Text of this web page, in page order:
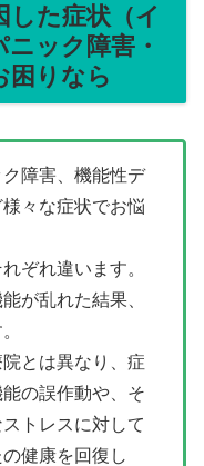
した症状（イ
ック障害・
困りなら
障害、機能性デ
々な症状でお悩
ぞれ違います。
が乱れた結果、
とは異なり、症
の誤作動や、そ
トレスに対して
健康を回復し